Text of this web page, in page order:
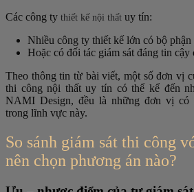
Các công ty thiết kế nội thất uy tín:
Nhiều công ty thiết kế lớn có bộ phận
Hoặc có đối tác giám sát đáng tin cậy
Theo thông tin từ bài viết, một số đơn vị
thi công nội thất uy tín có thể kể đến
NAMI Design, đều là những đơn vị có
trong lĩnh vực này.
So sánh giám sát thi công
nên chọn phương án nào?